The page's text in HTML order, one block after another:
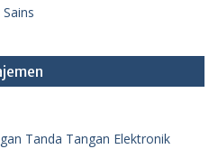
Tanda Tangan Elektronik